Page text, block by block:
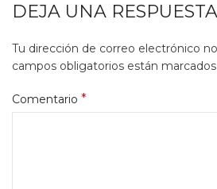
DEJA UNA RESPUESTA
Tu dirección de correo electrónico
campos obligatorios están
Comentario *